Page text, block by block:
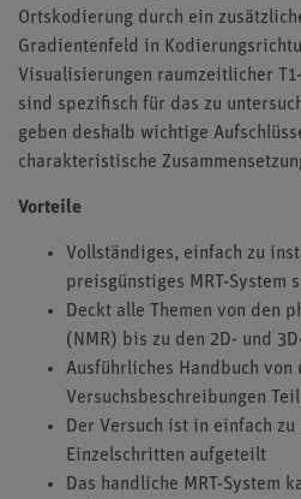
Ortskodierung durch ein
Gradientenfeld in
Visualisierungen raumzeitlicher
sind spezifisch für das zu
geben deshalb wichtige
charakteristische
Vorteile
Vollständiges, einfach zu
preisgünstiges MRT-System
Deckt alle Themen von den
(NMR) bis zu den 2D- und
Ausführliches Handbuch
Versuchsbeschreibungen
Der Versuch ist in einfach
Einzelschritten aufgeteilt
Das handliche MRT-System